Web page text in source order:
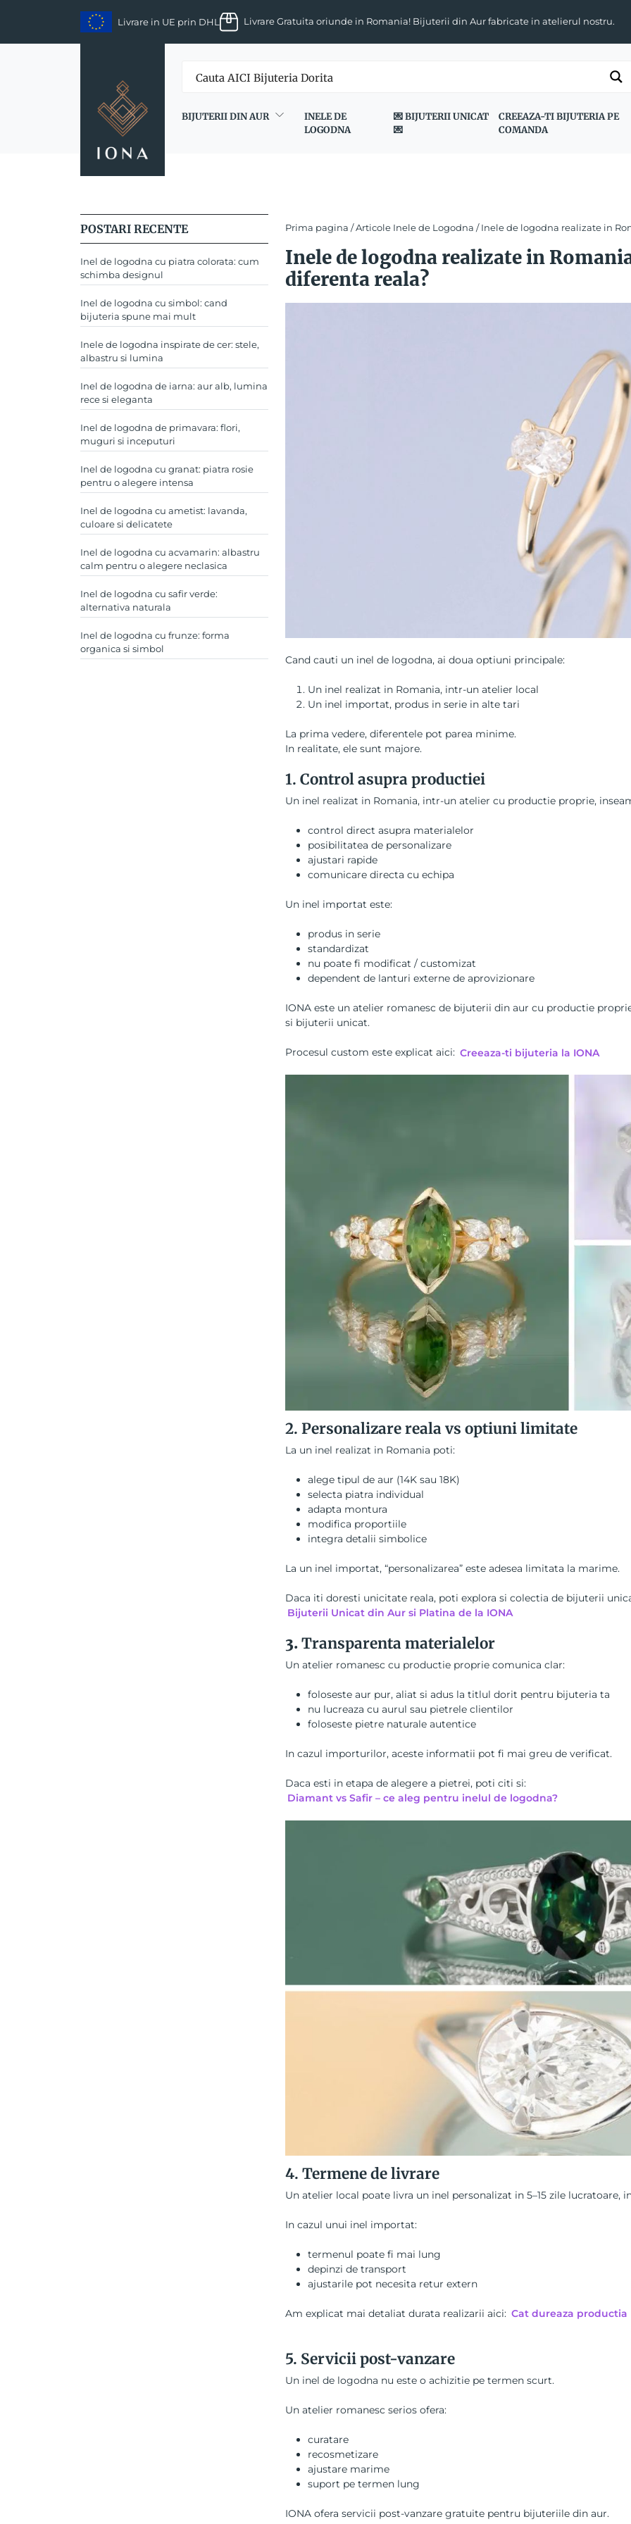
content
Livrare in UE prin DHL Livrare Gratuita oriunde in Romania! Bijuterii din Aur fabricate in atelierul nostru.
BIJUTERII DIN AUR
INELE DE
LOGODNA
💌 BIJUTERII UNICAT
💌
CREEAZA-TI BIJUTERIA PE
COMANDA
POSTARI RECENTE
Inel de logodna cu piatra colorata: cum
schimba designul
Inel de logodna cu simbol: cand
bijuteria spune mai mult
Inele de logodna inspirate de cer: stele,
albastru si lumina
Inel de logodna de iarna: aur alb, lumina
rece si eleganta
Inel de logodna de primavara: flori,
muguri si inceputuri
Inel de logodna cu granat: piatra rosie
pentru o alegere intensa
Inel de logodna cu ametist: lavanda,
culoare si delicatete
Inel de logodna cu acvamarin: albastru
calm pentru o alegere neclasica
Inel de logodna cu safir verde:
alternativa naturala
Inel de logodna cu frunze: forma
organica si simbol
Prima pagina /Articole Inele de Logodna / Inele de logodna realizate in
Inele de logodna realizate in
diferenta reala?
Cand cauti un inel de logodna, ai doua optiuni principale:
Un inel realizat in Romania, intr-un atelier local
Un inel importat, produs in serie in alte tari
La prima vedere, diferentele pot parea minime.
In realitate, ele sunt majore.
1. Control asupra productiei
Un inel realizat in Romania, intr-un atelier cu productie proprie,
control direct asupra materialelor
posibilitatea de personalizare
ajustari rapide
comunicare directa cu echipa
Un inel importat este:
produs in serie
standardizat
nu poate fi modificat / customizat
dependent de lanturi externe de aprovizionare
IONA este un atelier romanesc de bijuterii din aur cu productie
si bijuterii unicat.
Procesul custom este explicat aici: Creeaza-ti bijuteria la IONA
2. Personalizare reala vs optiuni limitate
La un inel realizat in Romania poti:
alege tipul de aur (14K sau 18K)
selecta piatra individual
adapta montura
modifica proportiile
integra detalii simbolice
La un inel importat, “personalizarea” este adesea limitata la marime.
Daca iti doresti unicitate reala, poti explora si colectia de bijuterii
Bijuterii Unicat din Aur si Platina de la IONA
3. Transparenta materialelor
Un atelier romanesc cu productie proprie comunica clar:
foloseste aur pur, aliat si adus la titlul dorit pentru bijuteria ta
nu lucreaza cu aurul sau pietrele clientilor
foloseste pietre naturale autentice
In cazul importurilor, aceste informatii pot fi mai greu de verificat.
Daca esti in etapa de alegere a pietrei, poti citi si:
Diamant vs Safir – ce aleg pentru inelul de logodna?
4. Termene de livrare
Un atelier local poate livra un inel personalizat in 5–15 zile lucratoare,
In cazul unui inel importat:
termenul poate fi mai lung
depinzi de transport
ajustarile pot necesita retur extern
Am explicat mai detaliat durata realizarii aici: Cat dureaza
5. Servicii post-vanzare
Un inel de logodna nu este o achizitie pe termen scurt.
Un atelier romanesc serios ofera:
curatare
recosmetizare
ajustare marime
suport pe termen lung
IONA ofera servicii post-vanzare gratuite pentru bijuteriile din aur.